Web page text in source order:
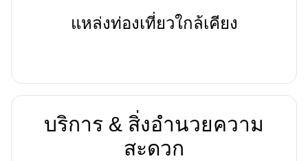
แหล่งท่องเที่ยวใกล้เคียง
บริการ & สิ่งอำนวยความ
สะดวก